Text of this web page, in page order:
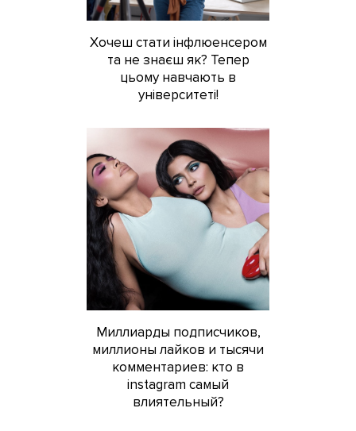
Хочеш стати інфлюенсером
та не знаєш як? Тепер
цьому навчають в
університеті!
Миллиарды подписчиков,
миллионы лайков и тысячи
комментариев: кто в
instagram самый
влиятельный?